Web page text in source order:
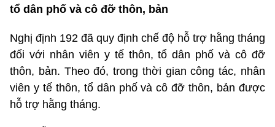
tổ dân phố và cô đỡ thôn, bản
Nghị định 192 đã quy định chế độ hỗ trợ hằng tháng
đối với nhân viên y tế thôn, tổ dân phố và cô đỡ
thôn, bản. Theo đó, trong thời gian công tác, nhân
viên y tế thôn, tổ dân phố và cô đỡ thôn, bản được
hỗ trợ hằng tháng.